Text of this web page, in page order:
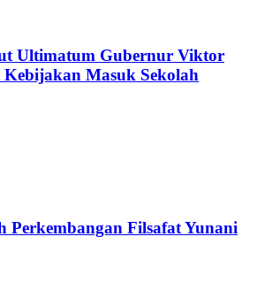
Ultimatum Gubernur Viktor
Masuk Sekolah
Perkembangan Filsafat Yunani